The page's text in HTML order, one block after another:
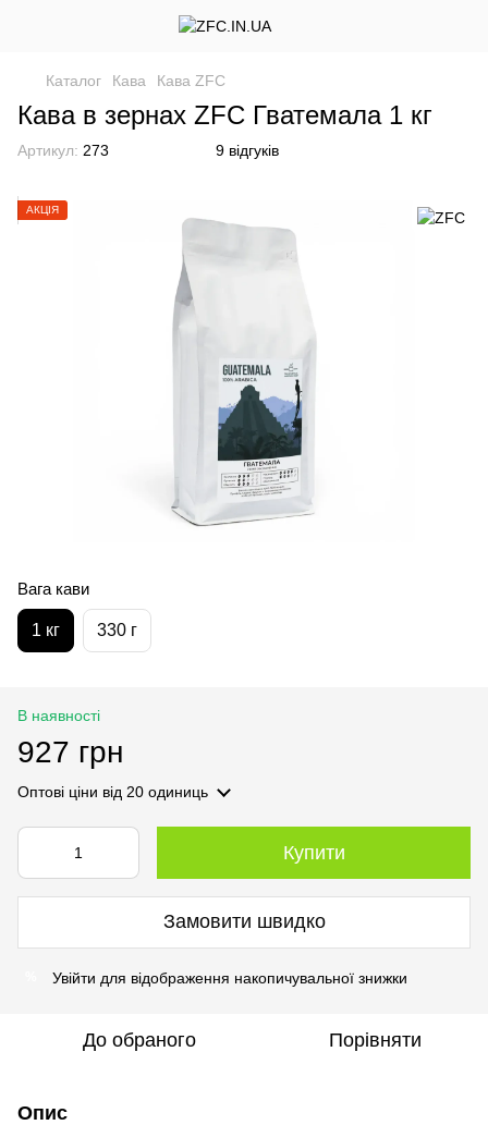
Каталог Кава Кава ZFC
Кава в зернах ZFC Гватемала 1 кг
Артикул: 273 9 відгуків
АКЦІЯ
Вага кави
1 кг 330 г
В наявності
927 грн
Оптові ціни від 20 одиниць
Купити
Замовити швидко
Увійти для відображення накопичувальної знижки
До обраного Порівняти
Опис